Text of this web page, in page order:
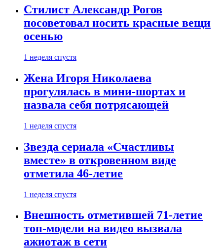
Стилист Александр Рогов
посоветовал носить красные вещи
осенью
1 неделя спустя
Жена Игоря Николаева
прогулялась в мини-шортах и
назвала себя потрясающей
1 неделя спустя
Звезда сериала «Счастливы
вместе» в откровенном виде
отметила 46-летие
1 неделя спустя
Внешность отметившей 71-летие
топ-модели на видео вызвала
ажиотаж в сети